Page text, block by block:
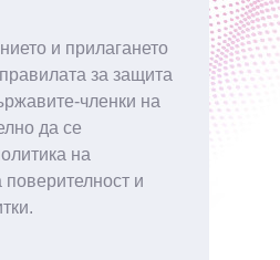
и прилагането
за защита
членки на
да се
на
и